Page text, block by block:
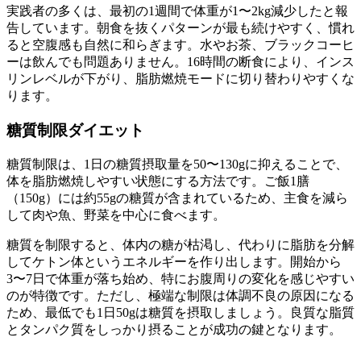
実践者の多くは、 最初の1週間で体重が1〜2kg減少した と報
告しています。朝食を抜くパターンが最も続けやすく、慣れ
ると空腹感も自然に和らぎます。水やお茶、ブラックコーヒ
ーは飲んでも問題ありません。16時間の断食により、インス
リンレベルが下がり、脂肪燃焼モードに切り替わりやすくな
ります。
糖質制限ダイエット
糖質制限は、 1日の糖質摂取量を50〜130gに抑える ことで、
体を脂肪燃焼しやすい状態にする方法です。ご飯1膳
（150g）には約55gの糖質が含まれているため、主食を減ら
して肉や魚、野菜を中心に食べます。
糖質を制限すると、体内の糖が枯渇し、 代わりに脂肪を分解
してケトン体というエネルギーを作り出します。開始から
3〜7日で体重が落ち始め、特にお腹周りの変化を感じやすい
のが特徴です。ただし、極端な制限は体調不良の原因になる
ため、最低でも1日50gは糖質を摂取しましょう。良質な脂質
とタンパク質をしっかり摂ることが成功の鍵となります。